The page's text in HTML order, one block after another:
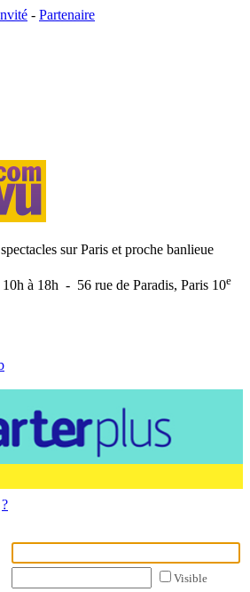
- Partenaire
sur Paris et proche banlieue
à 18h - 56 rue de Paradis, Paris 10e
?
Visible